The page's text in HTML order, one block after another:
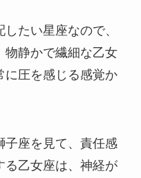
たい星座なので、
物静かで繊細な乙女
に圧を感じる感覚か
子座を見て、責任感
る乙女座は、神経が